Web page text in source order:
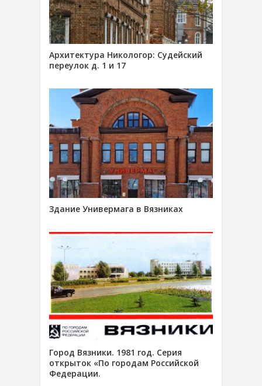
Архитектура Никологор: Судейский
переулок д. 1 и 17
Здание Универмага в Вязниках
Город Вязники. 1981 год. Серия
открыток «По городам Российской
Федерации.